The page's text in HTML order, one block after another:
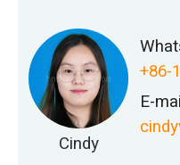
Cindy
+86-
E-